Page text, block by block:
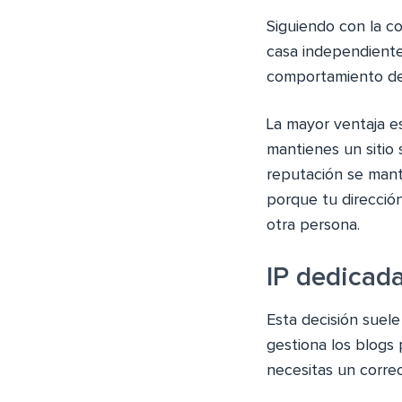
Siguiendo con la
casa
comportamiento
La mayor ventaja
mantienes un sitio
reputación se
porque tu
otra persona.
IP
Esta decisión
gestiona los blogs
necesitas un